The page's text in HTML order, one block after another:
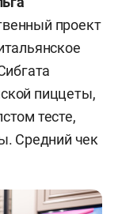
проект
пиццеты,
тесте,
Средний чек